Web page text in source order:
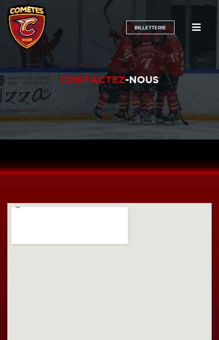
BILLETTERIE
CONTACTEZ-NOUS